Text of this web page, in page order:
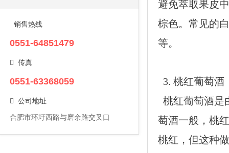
避免萃取果皮中
棕色。常见
等。
3. 桃红葡萄酒
桃红葡萄酒是
萄酒一般，桃
桃红，但这
销售热线
0551-64851479
传真
0551-63368059
公司地址
合肥市环圩西路与磨余路交叉口